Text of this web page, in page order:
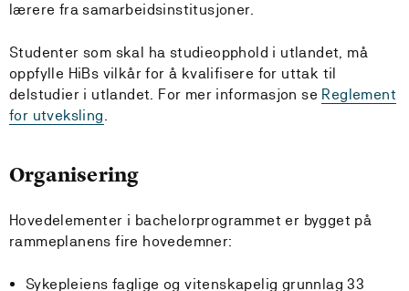
lærere fra samarbeidsinstitusjoner.
Studenter som skal ha studieopphold i utlandet, må
oppfylle HiBs vilkår for å kvalifisere for uttak til
delstudier i utlandet. For mer informasjon se Reglement
for utveksling.
Organisering
Hovedelementer i bachelorprogrammet er bygget på
rammeplanens fire hovedemner:
Sykepleiens faglige og vitenskapelig grunnlag 33